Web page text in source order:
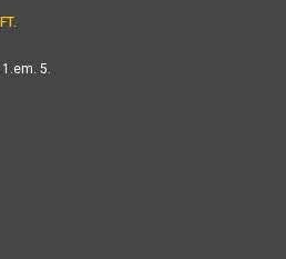
5.